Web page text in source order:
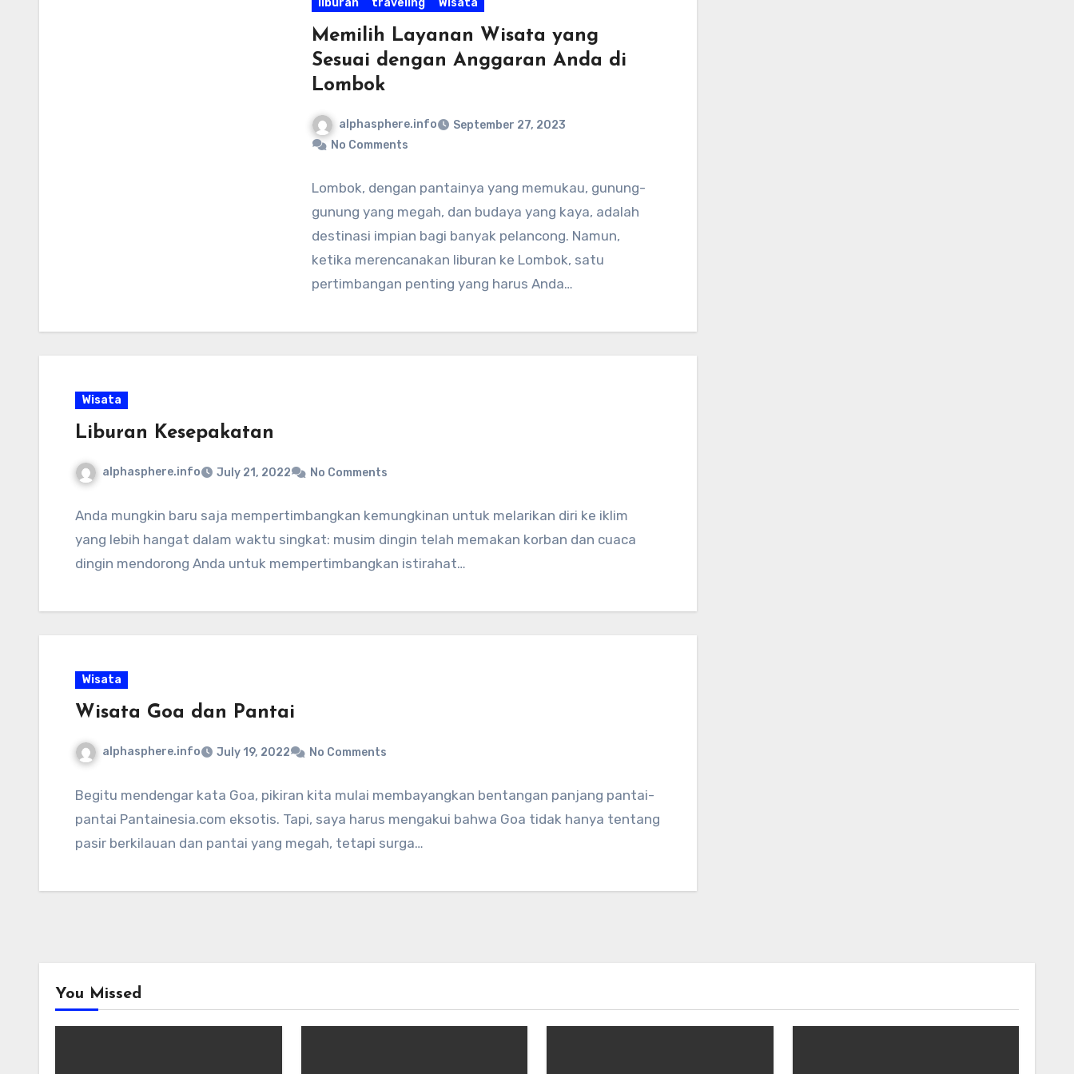
liburan traveling Wisata
Memilih Layanan Wisata yang
Sesuai dengan Anggaran Anda di
Lombok
alphasphere.info
September 27, 2023
No Comments
Lombok, dengan pantainya yang memukau, gunung-
gunung yang megah, dan budaya yang kaya, adalah
destinasi impian bagi banyak pelancong. Namun,
ketika merencanakan liburan ke Lombok, satu
pertimbangan penting yang harus Anda…
Wisata
Liburan Kesepakatan
alphasphere.info July 21, 2022 No Comments
Anda mungkin baru saja mempertimbangkan kemungkinan untuk melarikan diri ke iklim
yang lebih hangat dalam waktu singkat: musim dingin telah memakan korban dan cuaca
dingin mendorong Anda untuk mempertimbangkan istirahat…
Wisata
Wisata Goa dan Pantai
alphasphere.info July 19, 2022 No Comments
Begitu mendengar kata Goa, pikiran kita mulai membayangkan bentangan panjang pantai-
pantai Pantainesia.com eksotis. Tapi, saya harus mengakui bahwa Goa tidak hanya tentang
pasir berkilauan dan pantai yang megah, tetapi surga…
You Missed